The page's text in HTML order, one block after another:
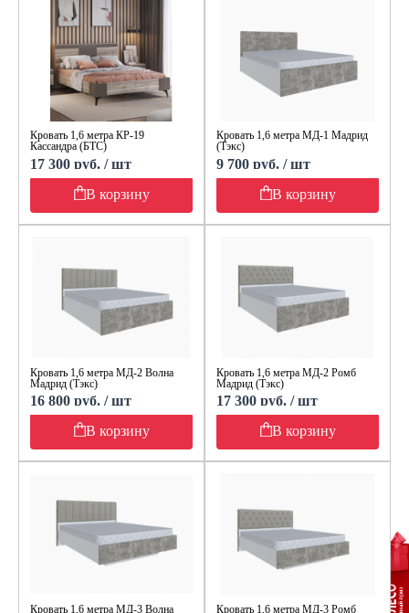
Кровать 1,6 метра КР-19
Кассандра (БТС)
17 300 руб. / шт
В корзину
Кровать 1,6 метра МД-1 Мадрид
(Тэкс)
9 700 руб. / шт
В корзину
Кровать 1,6 метра МД-2 Волна
Мадрид (Тэкс)
16 800 руб. / шт
В корзину
Кровать 1,6 метра МД-2 Ромб
Мадрид (Тэкс)
17 300 руб. / шт
В корзину
Кровать 1,6 метра МД-3 Волна Кровать 1,6 метра МД-3 Ромб